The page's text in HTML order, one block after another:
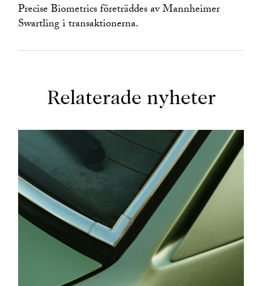
Precise Biometrics företräddes av Mannheimer
Swartling i transaktionerna.
Relaterade nyheter